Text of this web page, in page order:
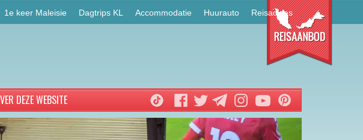
1e keer Maleisie Dagtrips KL Accommodatie Huurauto Reisadvies
DEZE WEBSITE